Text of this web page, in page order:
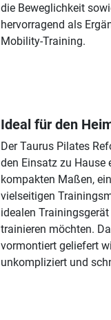
die Beweglichkeit
hervorragend als
Mobility-Training.
Ideal für den
Der Taurus Pilates
den Einsatz zu
kompakten Maßen,
vielseitigen
idealen
trainieren möchten.
vormontiert geliefert
unkompliziert und